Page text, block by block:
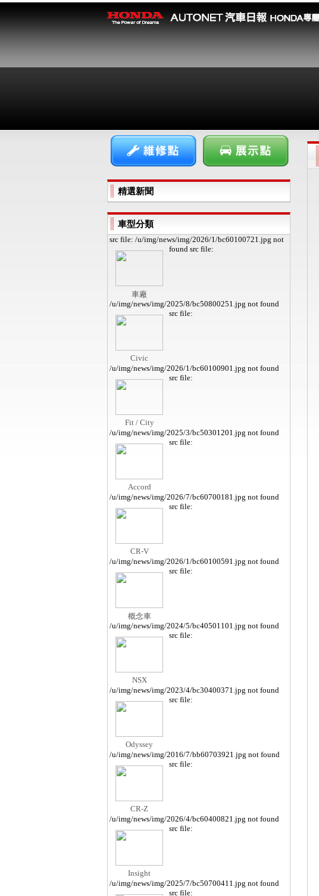
精選新聞
車型分類
src file: /u/img/news/img/2026/1/bc60100721.jpg not
found
車廠
src file:
/u/img/news/img/2025/8/bc50800251.jpg not found
Civic
src file:
/u/img/news/img/2026/1/bc60100901.jpg not found
Fit / City
src file:
/u/img/news/img/2025/3/bc50301201.jpg not found
Accord
src file:
/u/img/news/img/2026/7/bc60700181.jpg not found
CR-V
src file:
/u/img/news/img/2026/1/bc60100591.jpg not found
概念車
src file:
/u/img/news/img/2024/5/bc40501101.jpg not found
NSX
src file:
/u/img/news/img/2023/4/bc30400371.jpg not found
Odyssey
src file:
/u/img/news/img/2016/7/bb60703921.jpg not found
CR-Z
src file:
/u/img/news/img/2026/4/bc60400821.jpg not found
Insight
src file:
/u/img/news/img/2025/7/bc50700411.jpg not found
src file: